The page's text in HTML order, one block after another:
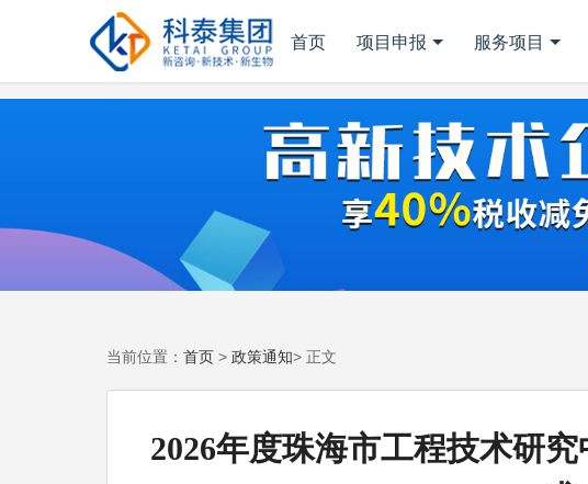
首页 项目申报 服务项目
当前位置： 首页 > 政策通知> 正文
2026年度珠海市工程技术研